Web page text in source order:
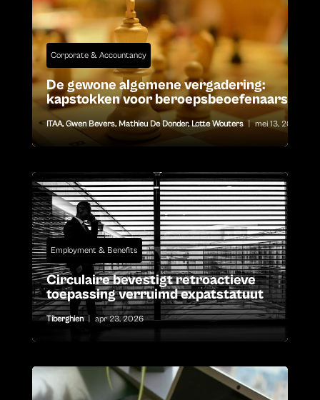
Corporate & Accountancy
De gewone algemene vergadering:
kapstokken voor beroepsbeoefenaars
ITAA, Gwen Bevers, Mathieu De Donder,Lotte Wouters | mei 13, 2026
Employment & Benefits
Circulaire bevestigt retroactieve
toepassing verruimd expatstatuut
Tiberghien | apr 23, 2026